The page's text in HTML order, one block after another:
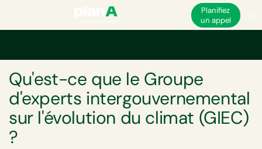
Planifiez
un appel
Qu'est-ce que le Groupe
d'experts intergouvernemental
sur l'évolution du climat (GIEC)
?